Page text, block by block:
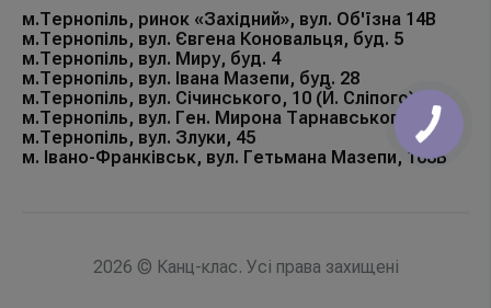
м.Тернопіль, ринок «Західний», вул. Об'їзна 14В
м.Тернопіль, вул. Євгена Коновальця, буд. 5
м.Тернопіль, вул. Миру, буд. 4
м.Тернопіль, вул. Івана Мазепи, буд. 28
м.Тернопіль, вул. Січинського, 10 (Й. Сліпого)
м.Тернопіль, вул. Ген. Мирона Тарнавського, 32
м.Тернопіль, вул. Злуки, 45
м. Івано-Франківськ, вул. Гетьмана Мазепи, 168Б
2026 © Канц-клас. Усі права захищені